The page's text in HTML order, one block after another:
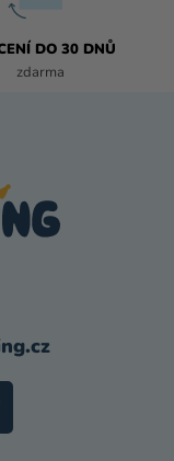
DO 30 DNŮ
zdarma